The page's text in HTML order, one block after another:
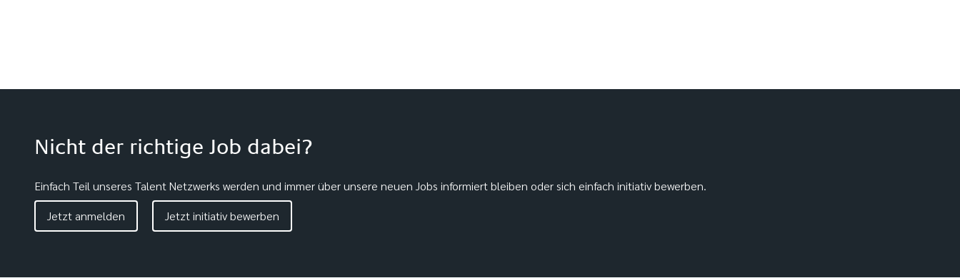
Nicht der richtige Job dabei?
Einfach Teil unseres Talent Netzwerks werden und immer über unsere neuen Jobs informiert bleiben oder sich einfach initiativ bewerben.
Jetzt anmelden
Jetzt initiativ bewerben